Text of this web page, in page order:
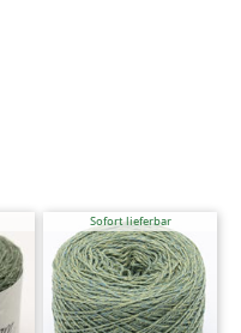
Sofort lieferbar